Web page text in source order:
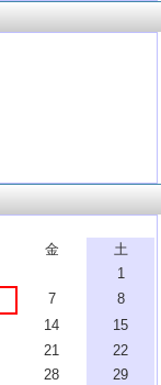
金
土
1
7
8
14
15
21
22
28
29